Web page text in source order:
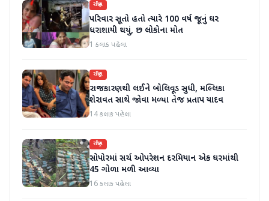
રાષ્ટ્રીય
પરિવાર સૂતો હતો ત્યારે 100 વર્ષ જૂનું ઘર
ધરાશાયી થયું, છ લોકોના મોત
1 કલાક પહેલા
રાષ્ટ્રીય
રાજકારણથી લઈને બોલિવૂડ સુધી, મલ્લિકા
શેરાવત સાથે જોવા મળ્યા તેજ પ્રતાપ યાદવ
14 કલાક પહેલા
રાષ્ટ્રીય
સોપોરમાં સર્ચ ઓપરેશન દરમિયાન એક ઘરમાંથી
45 ગોળા મળી આવ્યા
16 કલાક પહેલા